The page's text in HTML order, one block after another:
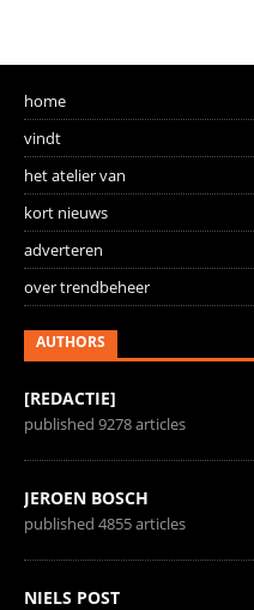
home
vindt
het atelier van
kort nieuws
adverteren
over trendbeheer
AUTHORS
[REDACTIE]
published 9278 articles
JEROEN BOSCH
published 4855 articles
NIELS POST